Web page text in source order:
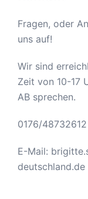
Fragen, oder
uns auf!
Wir sind
Zeit von 10-17
AB sprechen.
0176/48732612
E-Mail:
deutschland.de